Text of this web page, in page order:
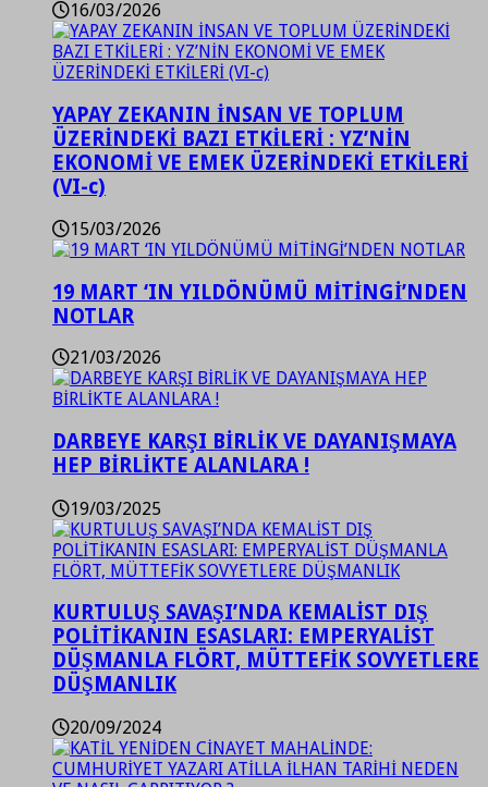
16/03/2026
YAPAY ZEKANIN İNSAN VE TOPLUM
ÜZERİNDEKİ BAZI ETKİLERİ : YZ’NİN
EKONOMİ VE EMEK ÜZERİNDEKİ ETKİLERİ
(VI-c)
15/03/2026
19 MART ‘IN YILDÖNÜMÜ MİTİNGİ’NDEN
NOTLAR
21/03/2026
DARBEYE KARŞI BİRLİK VE DAYANIŞMAYA
HEP BİRLİKTE ALANLARA !
19/03/2025
KURTULUŞ SAVAŞI’NDA KEMALİST DIŞ
POLİTİKANIN ESASLARI: EMPERYALİST
DÜŞMANLA FLÖRT, MÜTTEFİK SOVYETLERE
DÜŞMANLIK
20/09/2024